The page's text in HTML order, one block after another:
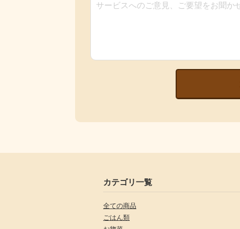
カテゴリ一覧
全ての商品
ごはん類